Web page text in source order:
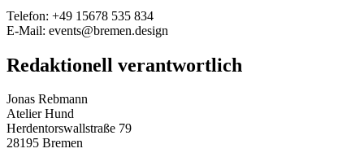
Telefon: +49 15678 535 834
E-Mail: events@bremen.design
Redaktionell verantwortlich
Jonas Rebmann
Atelier Hund
Herdentorswallstraße 79
28195 Bremen